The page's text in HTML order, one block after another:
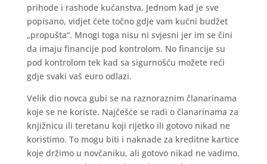
prihode i rashode kućanstva. Jednom kad je sve
popisano, vidjet ćete točno gdje vam kućni budžet
„propušta“. Mnogi toga nisu ni svjesni jer im se čini
da imaju financije pod kontrolom. No financije su
pod kontrolom tek kad sa sigurnošću možete reći
gdje svaki vaš euro odlazi.
Velik dio novca gubi se na raznoraznim članarinama
koje se ne koriste. Najčešće se radi o članarinama za
knjižnicu ili teretanu koji rijetko ili gotovo nikad ne
koristimo. To mogu biti i naknade za kreditne kartice
koje držimo u novčaniku, ali gotovo nikad ne vadimo.